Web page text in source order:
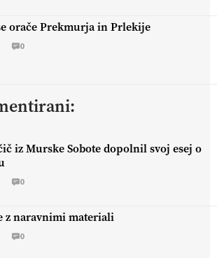
orače Prekmurja in Prlekije
0
iz Murske Sobote dopolnil svoj esej o
0
z naravnimi materiali
0